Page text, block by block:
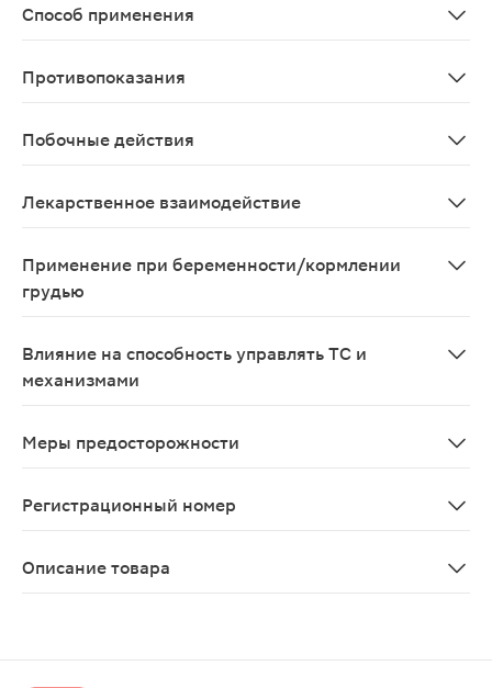
Способ применения
Противопоказания
Побочные действия
Лекарственное взаимодействие
Применение при беременности/кормлении
грудью
Влияние на способность управлять ТС и
механизмами
Меры предосторожности
Регистрационный номер
Описание товара